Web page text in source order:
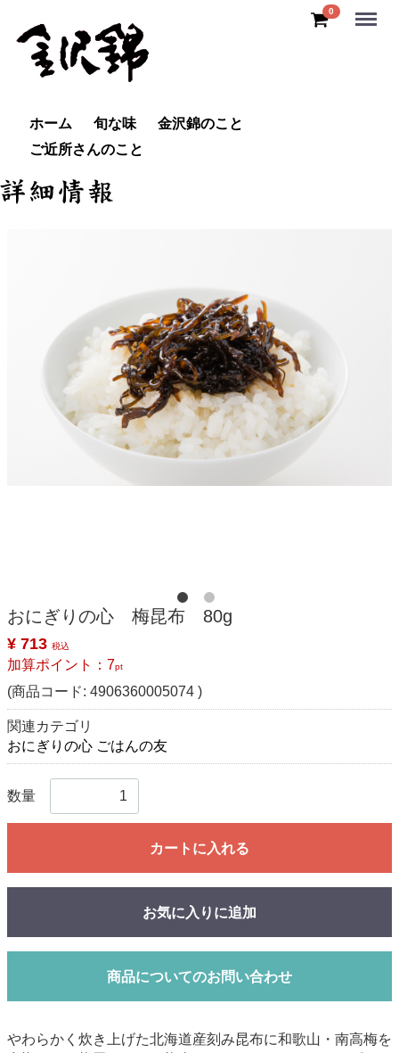
0 Menu
ホーム 旬な味
金沢錦のこと
ご近所さんのこと
おにぎりの心 梅昆布 80g
¥ 713 税込
加算ポイント： 7pt
(商品コード: 4906360005074 )
関連カテゴリ
おにぎりの心 ごはんの友
数量
カートに入れる
お気に入りに追加
商品についてのお問い合わせ
やわらかく炊き上げた北海道産刻み昆布に和歌山・南高梅を